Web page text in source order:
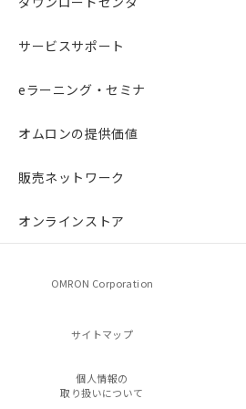
サービスサポート
eラーニング・セミナ
オムロンの提供価値
販売ネットワーク
オンラインストア
OMRON Corporation
サイトマップ
個人情報の
取り扱いについて